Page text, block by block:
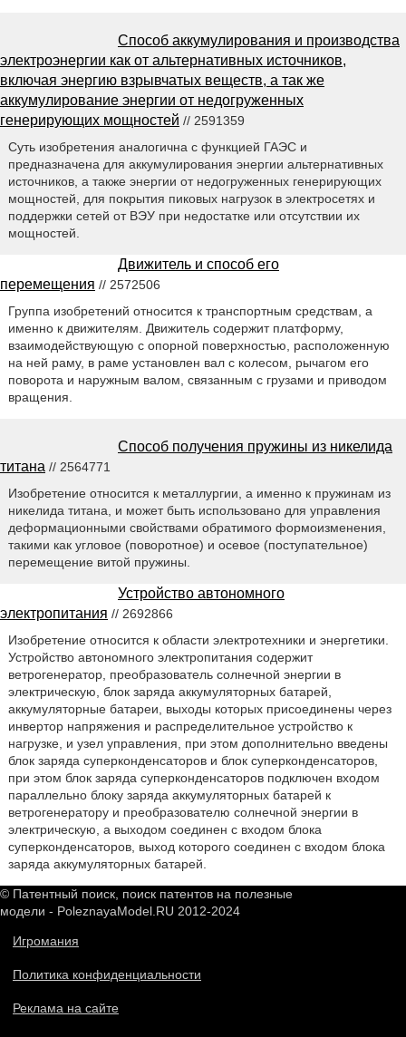
Способ аккумулирования и производства
электроэнергии как от альтернативных источников,
включая энергию взрывчатых веществ, а так же
аккумулирование энергии от недогруженных
генерирующих мощностей // 2591359
Суть изобретения аналогична с функцией ГАЭС и
предназначена для аккумулирования энергии альтернативных
источников, а также энергии от недогруженных генерирующих
мощностей, для покрытия пиковых нагрузок в электросетях и
поддержки сетей от ВЭУ при недостатке или отсутствии их
мощностей.
Движитель и способ его
перемещения // 2572506
Группа изобретений относится к транспортным средствам, а
именно к движителям. Движитель содержит платформу,
взаимодействующую с опорной поверхностью, расположенную
на ней раму, в раме установлен вал с колесом, рычагом его
поворота и наружным валом, связанным с грузами и приводом
вращения.
Способ получения пружины из никелида
титана // 2564771
Изобретение относится к металлургии, а именно к пружинам из
никелида титана, и может быть использовано для управления
деформационными свойствами обратимого формоизменения,
такими как угловое (поворотное) и осевое (поступательное)
перемещение витой пружины.
Устройство автономного
электропитания // 2692866
Изобретение относится к области электротехники и энергетики.
Устройство автономного электропитания содержит
ветрогенератор, преобразователь солнечной энергии в
электрическую, блок заряда аккумуляторных батарей,
аккумуляторные батареи, выходы которых присоединены через
инвертор напряжения и распределительное устройство к
нагрузке, и узел управления, при этом дополнительно введены
блок заряда суперконденсаторов и блок суперконденсаторов,
при этом блок заряда суперконденсаторов подключен входом
параллельно блоку заряда аккумуляторных батарей к
ветрогенератору и преобразователю солнечной энергии в
электрическую, а выходом соединен с входом блока
суперконденсаторов, выход которого соединен с входом блока
заряда аккумуляторных батарей.
© Патентный поиск, поиск патентов на полезные
модели - PoleznayaModel.RU 2012-2024
Игромания
Политика конфиденциальности
Реклама на сайте